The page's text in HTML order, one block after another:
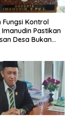
Fungsi Kontrol
Pastikan
Desa Bukan